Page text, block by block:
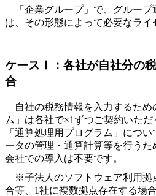
「企業グループ」で、グループ
は、その形態によって必要なライ
ケースⅠ：各社が自社分の
合
自社の税務情報を入力するため
ム」は各社で×1ずつご契約いただ
「通算処理用プログラム」につ
ータの管理・通算計算等を行う
会社での導入は不要です。
※子法人のソフトウェア利用拠
合等、1社に複数拠点存在する場